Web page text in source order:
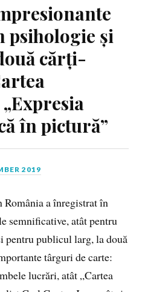
psihologie și
cărți-
în pictură”
2019
România a înregistrat în
semnificative, atât pentru
pentru publicul larg, la două
târguri de carte:
lucrări, atât „Cartea